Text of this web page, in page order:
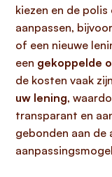
kiezen en de
aanpassen,
of een nieuwe
een gekoppelde
de kosten vaak
uw lening,
transparant en
gebonden aan